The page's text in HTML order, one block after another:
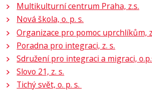
Multikulturní centrum Praha, z.s.
Nová škola, o. p. s.
Organizace pro pomoc uprchlíkům,
Poradna pro integraci, z. s.
Sdružení pro integraci a migraci,
Slovo 21, z. s.
Tichý svět, o. p. s.